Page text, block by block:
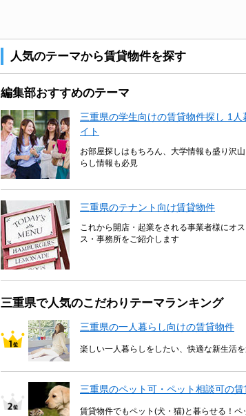
人気のテーマから賃貸物件を探す
編集部おすすめのテーマ
三重県の学生向けの賃貸物件探し 1人
イト
お部屋探しはもちろん、大学情報も盛り沢
らし情報も必見
三重県のテナント向け賃貸物件
これから開店・起業をされる事業者様にオ
ス・事務所をご紹介します
三重県で人気のこだわりテーマランキング
三重県の一人暮らし向けの賃貸物件
楽しい一人暮らしをしたい、快適な新生活
三重県のペット可・ペット相談可の
賃貸物件でもペット(犬・猫)と暮らせる！ペ